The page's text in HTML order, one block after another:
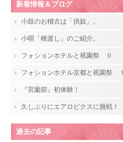
新着情報＆ブログ
小鼓のお稽古は「供奴」。
小唄「橋渡し」のご紹介。
フォションホテルと祇園祭 Ⅱ
フォションホテル京都と祇園祭 Ⅰ
『宮薗節』初体験！
久しぶりにエアロビクスに挑戦！
過去の記事